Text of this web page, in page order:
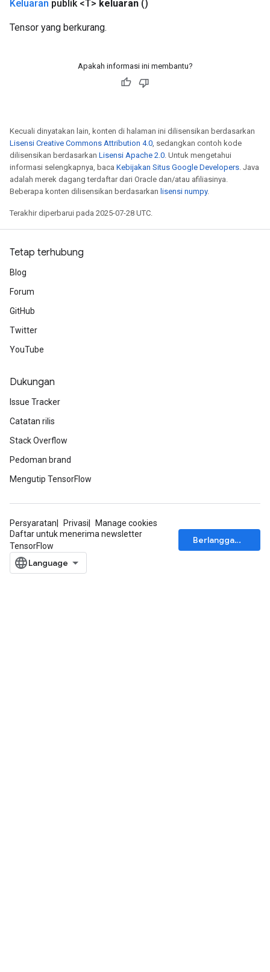
Keluaran publik <T> keluaran ()
Tensor yang berkurang.
Apakah informasi ini membantu?
Kecuali dinyatakan lain, konten di halaman ini dilisensikan berdasarkan
Lisensi Creative Commons Attribution 4.0, sedangkan contoh kode
dilisensikan berdasarkan Lisensi Apache 2.0. Untuk mengetahui
informasi selengkapnya, baca Kebijakan Situs Google Developers. Java
adalah merek dagang terdaftar dari Oracle dan/atau afiliasinya.
Beberapa konten dilisensikan berdasarkan lisensi numpy.
Terakhir diperbarui pada 2025-07-28 UTC.
Tetap terhubung
Blog
Forum
GitHub
Twitter
YouTube
Dukungan
Issue Tracker
Catatan rilis
Stack Overflow
Pedoman brand
Mengutip TensorFlow
Persyaratan Privasi
Manage cookies
Daftar untuk menerima newsletter
TensorFlow
Berlangganan